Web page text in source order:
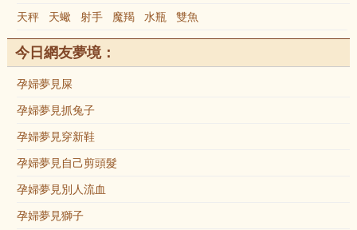
天秤 天蠍 射手 魔羯 水瓶 雙魚
今日網友夢境：
孕婦夢見屎
孕婦夢見抓兔子
孕婦夢見穿新鞋
孕婦夢見自己剪頭髮
孕婦夢見別人流血
孕婦夢見獅子